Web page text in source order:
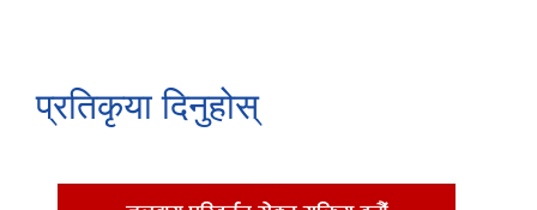
प्रतिकृया दिनुहोस्